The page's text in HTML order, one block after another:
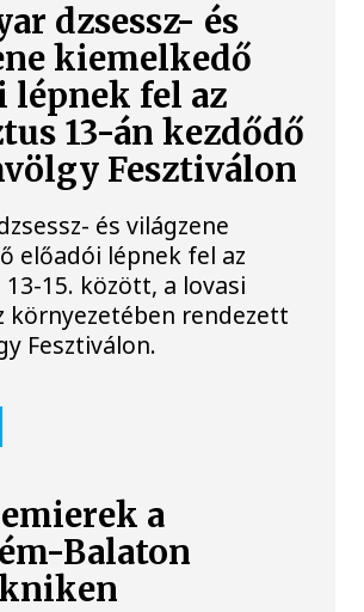
dzsessz- és
kiemelkedő
lépnek fel az
13-án kezdődő
Fesztiválon
és világzene
előadói lépnek fel az
15. között, a lovasi
környezetében rendezett
Fesztiválon.
a
Balaton